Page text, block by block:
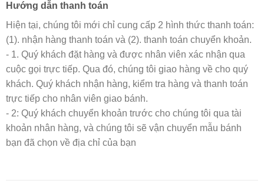
Hướng dẫn thanh toán
Hiện tại, chúng tôi mới chỉ cung cấp 2 hình thức thanh toán:
(1). nhận hàng thanh toán và (2). thanh toán chuyển khoản.
- 1. Quý khách đặt hàng và được nhân viên xác nhận qua
cuộc gọi trực tiếp. Qua đó, chúng tôi giao hàng về cho quý
khách. Quý khách nhận hàng, kiểm tra hàng và thanh toán
trực tiếp cho nhân viên giao bánh.
- 2: Quý khách chuyển khoản trước cho chúng tôi qua tài
khoản nhân hàng, và chúng tôi sẽ vận chuyển mẫu bánh
bạn đã chọn về địa chỉ của bạn